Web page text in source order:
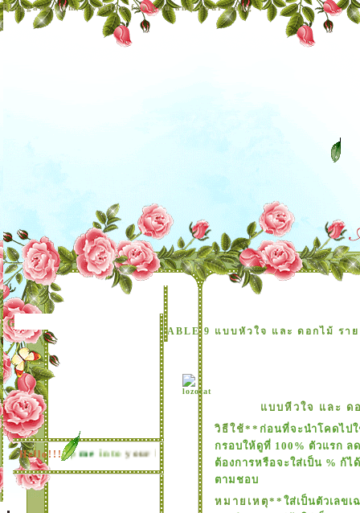
Bloggang.com : weblog for you and your gang
Hello!!!..
keep meinto your heart. As keep you mine. Iwill never
Group Blog
TABLE 9 แบบหัวใจ และ ดอกไม้ รา
บบหีวใจ และ ด
วิธีใช้** ก่อนที่จะนำโคดไป
กรอบให้ดูที่ 100% ตัวแรก ล
ต้องการหรือจะใส่เป็น % ก้
ตามชอบ
หมายเหตุ** ส่เป็นตัวเลขเ